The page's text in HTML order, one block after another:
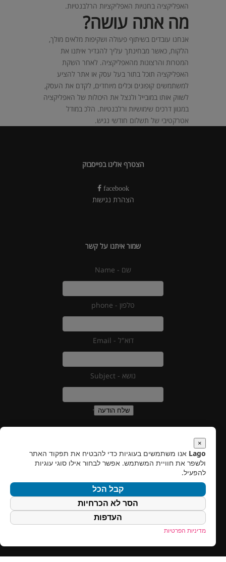
האפליקציה בחנויות האפליקציות הרלבנטיות.
מה אתה עושה?
אנחנו עובדים בשיתוף פעולה ושקיפות מלאים מולך,
הלקוח, כאשר מבחינתך עליך להגדיר איתנו את
המטרות והרצונות מהאפליקציה. לאחר השקת
האפליקציה תוכל בתור בעל עסק או אתר להציע
למשתמשים קופונים וכלים מיוחדים, לקדם את העסק,
לשווק אותו במובייל ולנצל את היכולות של האפליקציה
במגוון דרכים שימושיות ורלבנטיות. הלכ במודל
אטרקטיבי של תשלום חודשי נגיש.
הצטרף אלינו בפייסבוק
facebook
הצהרת נגישות
שמור איתנו על קשר
שם - Name
טלפון - phone
דוא"ל - Email
נושא - Subject
שלח הודעה
עלינו
צור איתנו קשר
שמור על קשר
לאגו תוכנה בע"מ
דוא"ל :info@lago.co.il
כתובת : בן גוריון 22 כניסה ב , הרצליה
×
Lago אנו משתמשים בעוגיות כדי להבטיח את תפקוד האתר
ולשפר את חוויית המשתמש. אפשר לבחור אילו סוגי עוגיות
להפעיל.
קבל הכל
הסר לא הכרחיות
העדפות
מדיניות הפרטיות